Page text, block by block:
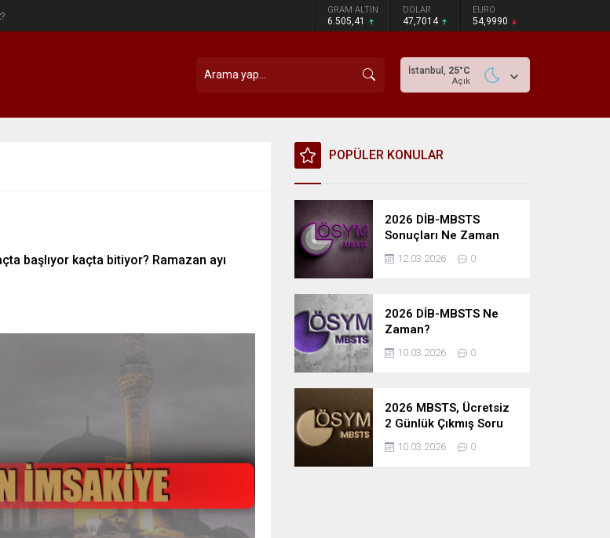
GRAM ALTIN
6.505,41
DOLAR
47,7014
EURO
54,9990
İstanbul, 25°C
Açık
başlıyor kaçta bitiyor? Ramazan ayı
POPÜLER KONULAR
2026 DİB-MBSTS
Sonuçları Ne Zaman
Açıklanacak?
12.03.2026 0
2026 DİB-MBSTS Ne
Zaman?
10.03.2026 0
2026 MBSTS, Ücretsiz
2 Günlük Çıkmış Soru
Çözüm Kampı
10.03.2026 0